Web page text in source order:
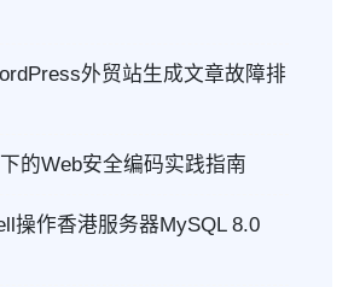
外贸站生成文章故障排
的Web安全编码实践指南
操作香港服务器MySQL 8.0